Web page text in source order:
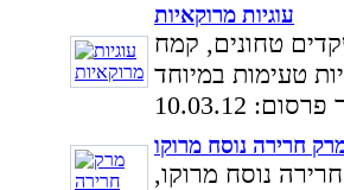
עוגיות מרוקאיות
טחונים, קמח
10.03.12
חרירה נוסח מרוקו
נוסח מרוקו,